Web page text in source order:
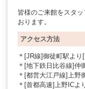
皆様のご来館をスタ
おります。
アクセス方法
＊[JR線]御徒町駅より
＊[地下鉄日比谷線]仲
＊[都営大江戸線]上野
＊[首都高速]上野ICよ